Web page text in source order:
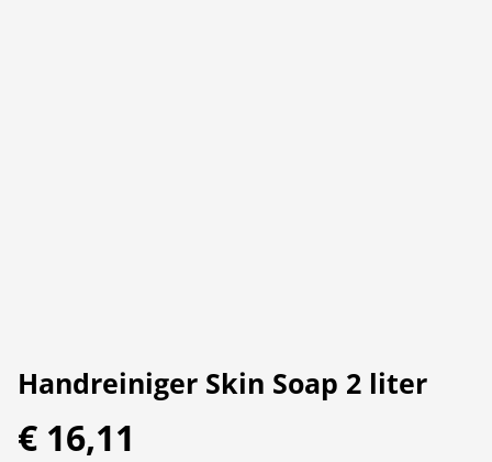
Handreiniger Skin Soap 2 liter
€ 16,11